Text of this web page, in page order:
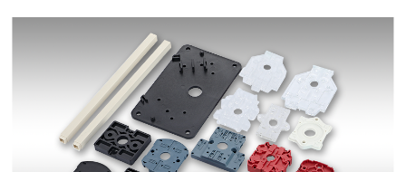
其他注塑
常见问题